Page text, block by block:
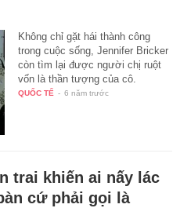
Không chỉ gặt hái thành công
trong cuộc sống, Jennifer Bricker
còn tìm lại được người chị ruột
vốn là thần tượng của cô.
QUỐC TẾ - 6 năm trước
trai khiến ai nấy lác
cứ phải gọi là